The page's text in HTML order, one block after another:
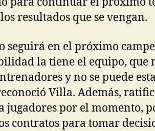
resultados que se vengan.
seguirá en el próximo
la tiene el equipo, que
y no se puede
Villa. Además,
jugadores por el momento,
contratos para tomar